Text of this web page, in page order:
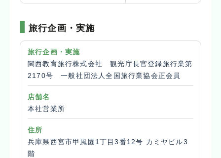
旅行企画・実施
旅行企画・実施
関西教育旅行株式会社 観光庁長官登録旅行業第
2170号 一般社団法人全国旅行業協会正会員
店舗名
本社営業所
住所
兵庫県西宮市甲風園1丁目3番12号 カミヤビル3
階